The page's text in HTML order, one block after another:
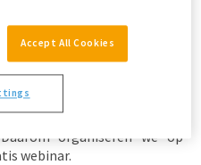
van Therapieland. Dankzij
koppeling tussen
je misschien vragen hebt
en wat het voor jou
organiseren we op
webinar.
Accept All Cookies